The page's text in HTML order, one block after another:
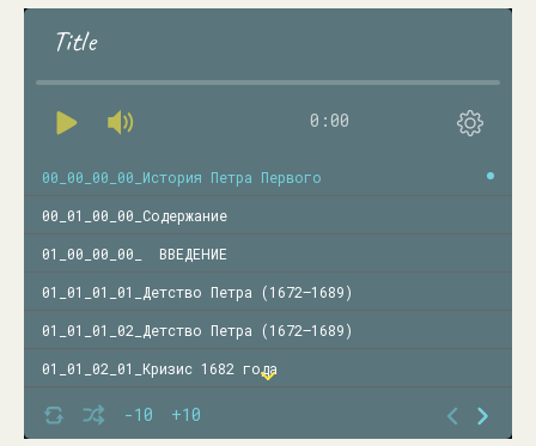
Title
0:00
-10 +10
00_00_00_00_История Петра Первого
00_01_00_00_Содержание
01_00_00_00_ ВВЕДЕНИЕ
01_01_01_01_Детство Петра (1672—1689)
01_01_01_02_Детство Петра (1672—1689)
01_01_02_01_Кризис 1682 года
01_01_02_02_Кризис 1682 года